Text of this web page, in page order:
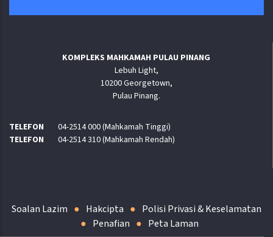
KOMPLEKS MAHKAMAH PULAU PINANG
Lebuh Light,
10200 Georgetown,
Pulau Pinang.
TELEFON
04-2514 000 (Mahkamah Tinggi)
TELEFON
04-2514 310 (Mahkamah Rendah)
Soalan Lazim Hakcipta
Polisi Privasi & Keselamatan
Penafian
Peta Laman